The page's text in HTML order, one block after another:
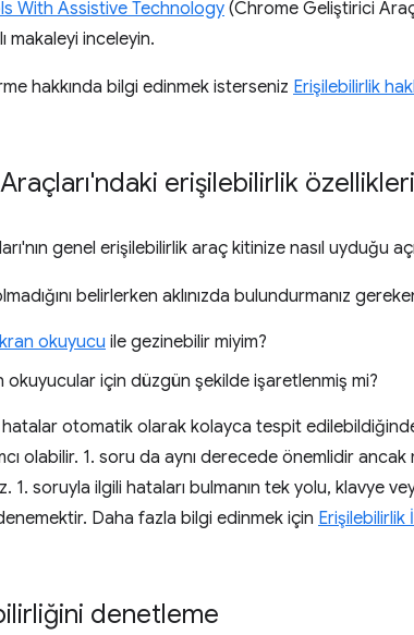
With Assistive Technology (Chrome Geliştirici
makaleyi inceleyin.
hakkında bilgi edinmek isterseniz Erişilebilirlik
erişilebilirlik
genel erişilebilirlik araç kitinize nasıl uyduğu
belirlerken aklınızda bulundurmanız
okuyucu ile gezinebilir miyim?
okuyucular için düzgün şekilde işaretlenmiş mi?
otomatik olarak kolayca tespit
olabilir. 1. soru da aynı derecede önemlidir
1. soruyla ilgili hataları bulmanın tek yolu, klavye
Daha fazla bilgi edinmek için Erişilebilirlik
denetleme